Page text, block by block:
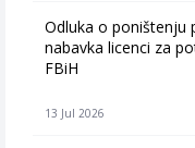
Odluka o poništenju
nabavka licenci za
FBiH
13 Jul 2026